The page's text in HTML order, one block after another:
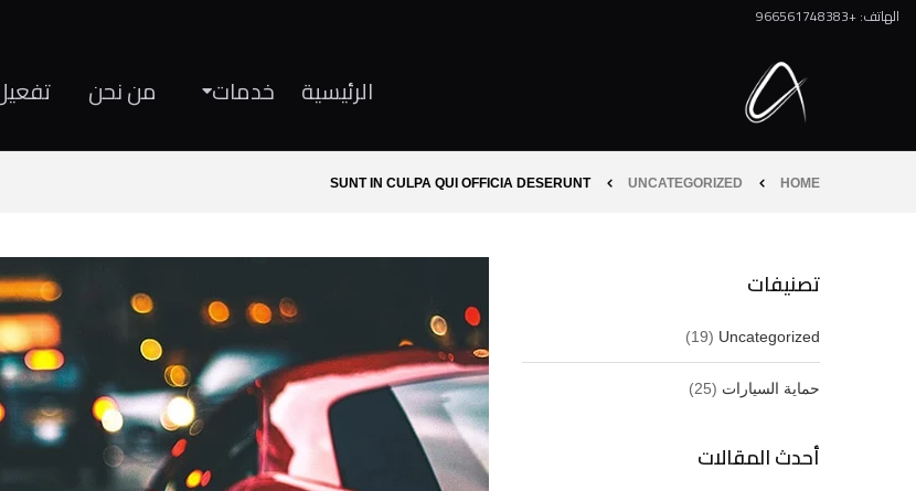
الهاتف: +966561748383
الرئيسية خدمات من نحن
HOME
UNCATEGORIZED
SUNT IN CULPA QUI OFFICIA DESERUNT
تصنيفات
Uncategorized
(19)
حماية السيارات (25)
أحدث المقالات